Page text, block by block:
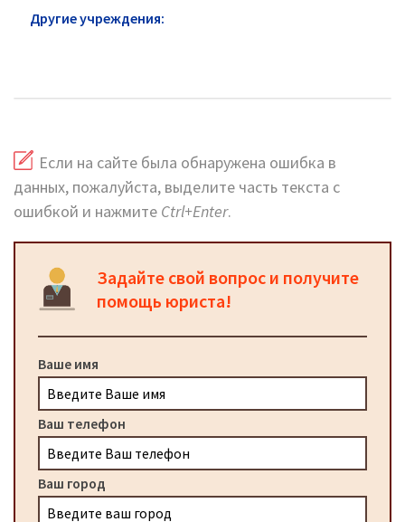
Другие учреждения:
Если на сайте была обнаружена ошибка в
данных, пожалуйста, выделите часть текста с
ошибкой и нажмите Ctrl+Enter.
Задайте свой вопрос и получите
помощь юриста!
Ваше имя
Ваш телефон
Ваш город